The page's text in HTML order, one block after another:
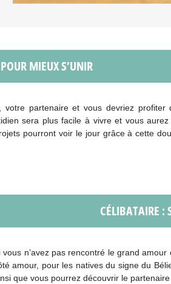
MIEUX S’UNIR
partenaire et vous devriez profiter
sera plus facile à vivre et vous aurez
pourront voir le jour grâce à cette
CÉLIBATAIRE :
vous n’avez pas rencontré le grand
amour, pour les natives du signe du
que vous pourrez découvrir le